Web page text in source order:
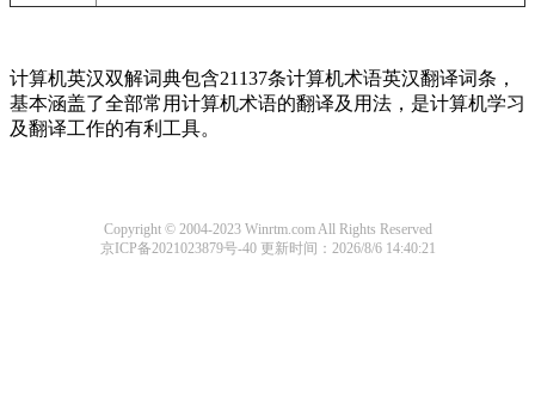
计算机英汉双解词典包含21137条计算机术语英汉翻译词条，
基本涵盖了全部常用计算机术语的翻译及用法，是计算机学习
及翻译工作的有利工具。
Copyright © 2004-2023 Winrtm.com All Rights Reserved
京ICP备2021023879号-40 更新时间：2026/8/6 14:40:21